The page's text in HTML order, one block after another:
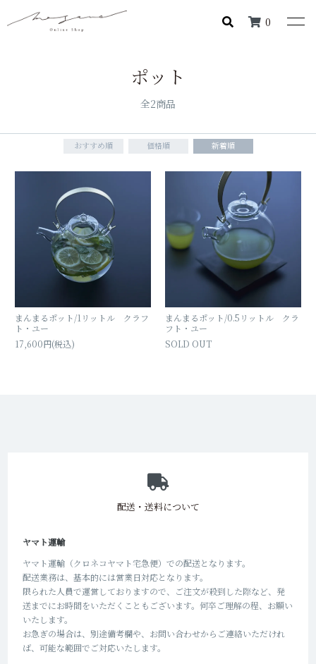
0
ポット
全2商品
おすすめ順 価格順 新着順
まんまるポット/1リットル クラフ
ト・ユー
17,600円(税込)
まんまるポット/0.5リットル クラ
フト・ユー
SOLD OUT
配送・送料について
ヤマト運輸
ヤマト運輸（クロネコヤマト宅急便）での配送となります。
配送業務は、基本的には営業日対応となります。
限られた人員で運営しておりますので、ご注文が殺到した際など、発
送までにお時間をいただくこともございます。何卒ご理解の程、お願い
いたします。
お急ぎの場合は、別途備考欄や、お問い合わせからご連絡いただけれ
ば、可能な範囲でご対応いたします。